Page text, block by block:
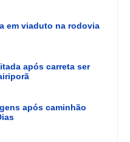
em viaduto na rodovia
após carreta ser
após caminhão